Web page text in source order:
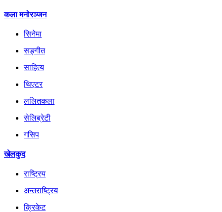
कला मनोरञ्जन
सिनेमा
सङ्गीत
साहित्य
थिएटर
ललितकला
सेलिब्रेटी
गसिप
खेलकुद
राष्ट्रिय
अन्तराष्ट्रिय
क्रिकेट